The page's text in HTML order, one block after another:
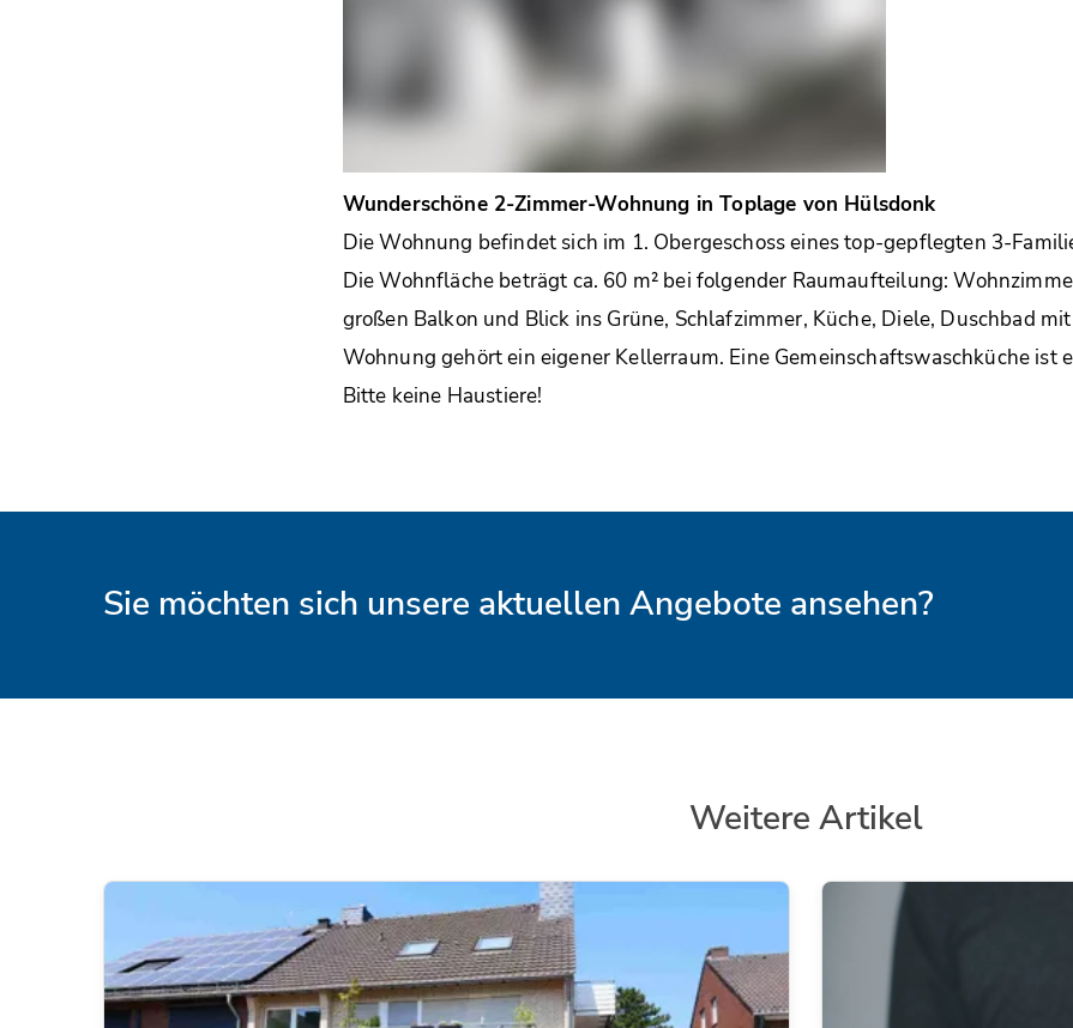
Wunderschöne 2-Zimmer-Wohnung in Toplage von Hülsdonk
Die Wohnung befindet sich im 1. Obergeschoss eines top-gepflegten 3-
Die Wohnfläche beträgt ca. 60 m² bei folgender Raumaufteilung:
großen Balkon und Blick ins Grüne, Schlafzimmer, Küche, Diele, Duschbad
Wohnung gehört ein eigener Kellerraum. Eine Gemeinschaftswaschküche ist
Bitte keine Haustiere!
Sie möchten sich unsere aktuellen Angebote ansehen?
Weitere Artikel